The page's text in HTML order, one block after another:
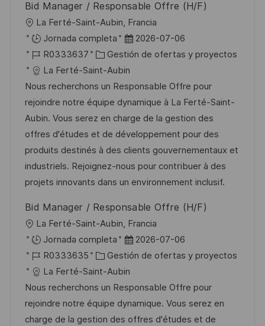
l
i
c
a
c
i
ó
n
Bid Manager / Responsable Offre (H/F)
U
b
c
a
c
i
ó
n
La Ferté-Saint-Aubin, Francia
Jornada completa
F
e
c
h
a
d
e
p
u
b
c
a
c
i
ó
n
2026-07-06
I
D
d
e
e
m
p
l
e
R0333637
C
a
t
e
g
o
r
í
a
Gestión de ofertas y proyectos
La Ferté-Saint-Aubin
Nous recherchons un Responsable Offre pour
rejoindre notre équipe dynamique à La Ferté-Saint-
Aubin. Vous serez en charge de la gestion des
offres d'études et de développement pour des
produits destinés à des clients gouvernementaux et
industriels. Rejoignez-nous pour contribuer à des
projets innovants dans un environnement inclusif.
Bid Manager / Responsable Offre (H/F)
U
b
c
a
c
i
La Ferté-Saint-Aubin, Francia
Jornada completa
F
e
c
h
a
d
2026-07-06
I
D
d
e
e
R0333635
C
a
t
e
g
Gestión de ofertas y proyectos
La Ferté-Saint-Aubin
Nous recherchons un Responsable Offre pour
rejoindre notre équipe dynamique. Vous serez en
charge de la gestion des offres d'études et de